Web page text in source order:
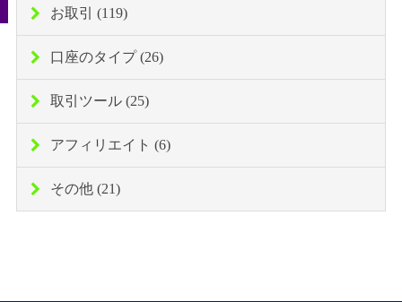
お取引 (119)
口座のタイプ (26)
取引ツール (25)
アフィリエイト (6)
その他 (21)